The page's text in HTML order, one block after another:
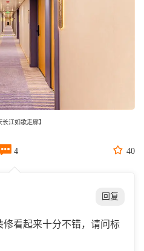
长江如歌走廊】
 4  40
回复
看起来十分不错，请问标